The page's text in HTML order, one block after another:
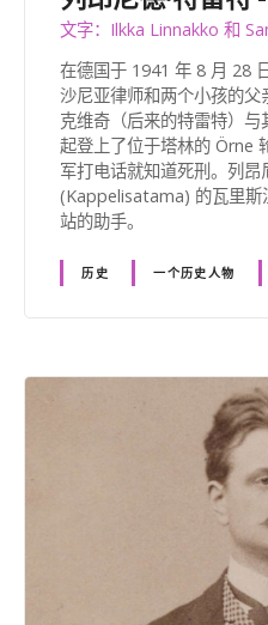
文字：Ilkka Linnakko 和
在德国于 1941 年 8 月 28
沙尼亚律师和两个小孩的父
克维奇（后来的特雷特）
起登上了位于塔林的 Örne
军打电话就知道死刑。列
(Kappelisatama) 的瓦里斯
站的助手。
历史 一个历史人物